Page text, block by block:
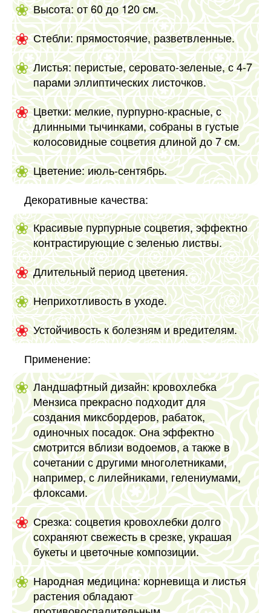
Высота: от 60 до 120 см.
Стебли: прямостоячие, разветвленные.
Листья: перистые, серовато-зеленые, с 4-7
парами эллиптических листочков.
Цветки: мелкие, пурпурно-красные, с
длинными тычинками, собраны в густые
колосовидные соцветия длиной до 7 см.
Цветение: июль-сентябрь.
Декоративные качества:
Красивые пурпурные соцветия, эффектно
контрастирующие с зеленью листвы.
Длительный период цветения.
Неприхотливость в уходе.
Устойчивость к болезням и вредителям.
Применение:
Ландшафтный дизайн: кровохлебка
Мензиса прекрасно подходит для
создания миксбордеров, рабаток,
одиночных посадок. Она эффектно
смотрится вблизи водоемов, а также в
сочетании с другими многолетниками,
например, с лилейниками, гелениумами,
флоксами.
Срезка: соцветия кровохлебки долго
сохраняют свежесть в срезке, украшая
букеты и цветочные композиции.
Народная медицина: корневища и листья
растения обладают